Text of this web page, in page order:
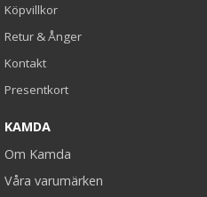
Köpvillkor
Retur & Ånger
Kontakt
Presentkort
KAMDA
Om Kamda
Våra varumärken